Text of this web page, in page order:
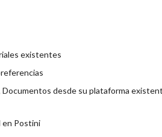
existentes
desde su plataforma
en Postini